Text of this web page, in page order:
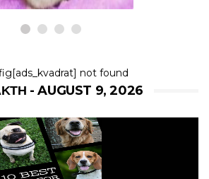
not found
- AUGUST 9, 2026